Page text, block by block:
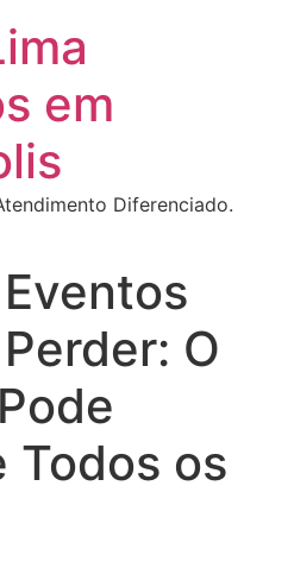
em
Diferenciado.
O
Todos os